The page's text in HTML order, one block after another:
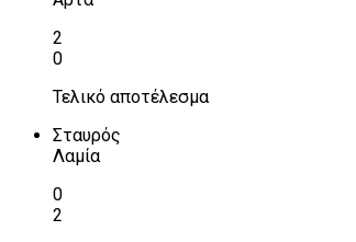
2
0
Τελικό αποτέλεσμα
Σταυρός
Λαμία
0
2